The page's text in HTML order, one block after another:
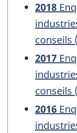
2018
conseils
2017
conseils
2016